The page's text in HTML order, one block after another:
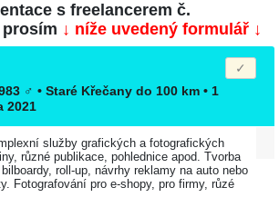
s freelancerem č.
prosím ↓ níže uvedený formulář ↓
♂ • Staré Křečany do 100 km • 1
2021
služby grafických a fotografických
různé publikace, pohlednice apod. Tvorba
roll-up, návrhy reklamy na auto nebo
Fotografování pro e-shopy, pro firmy, růzé